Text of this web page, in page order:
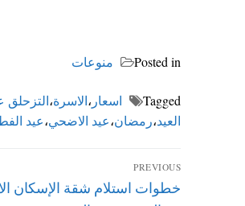
Posted in منوعات
Tagged اسعار ،الاسرة،التزحلق
العيد،رمضان،عيد الاضحي،عيد
تصفّح
المقالات
PREVIOUS
Previous